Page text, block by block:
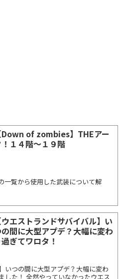
Down of zombies】THEアー
１４階～１９階
一覧から使用した武装について解
ウエストランドサバイバル】い
間に大型アプデ？大幅に変わ
過ぎてワロタ！
いつの間に大型アプデ？大幅に変わ
した！ 全然やっていなかったウエス